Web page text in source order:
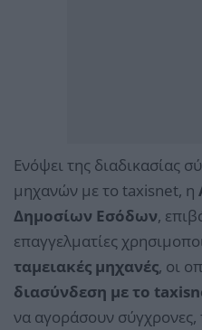
Ενόψει της διαδικασίας
μηχανών με το taxisnet, η
Δημοσίων Εσόδων,
επαγγελματίες
ταμειακές μηχανές, οι
διασύνδεση με το
να αγοράσουν